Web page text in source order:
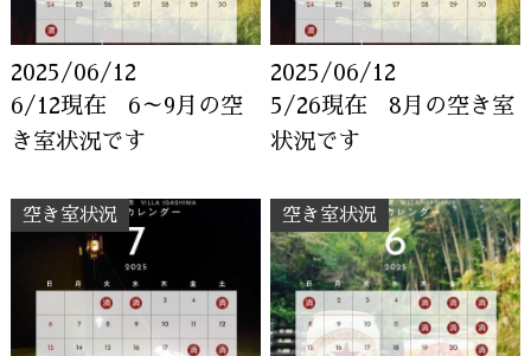
2025/06/12
6/12現在 6～9月の空
き室状況です
2025/06/12
5/26現在 8月の空き室
状況です
空き室状況 空き室状況